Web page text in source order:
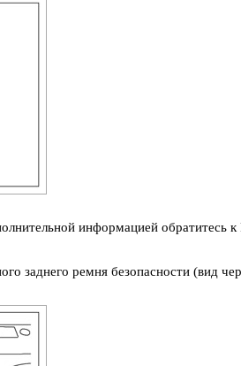
информацией обратитесь к
заднего ремня безопасности (вид